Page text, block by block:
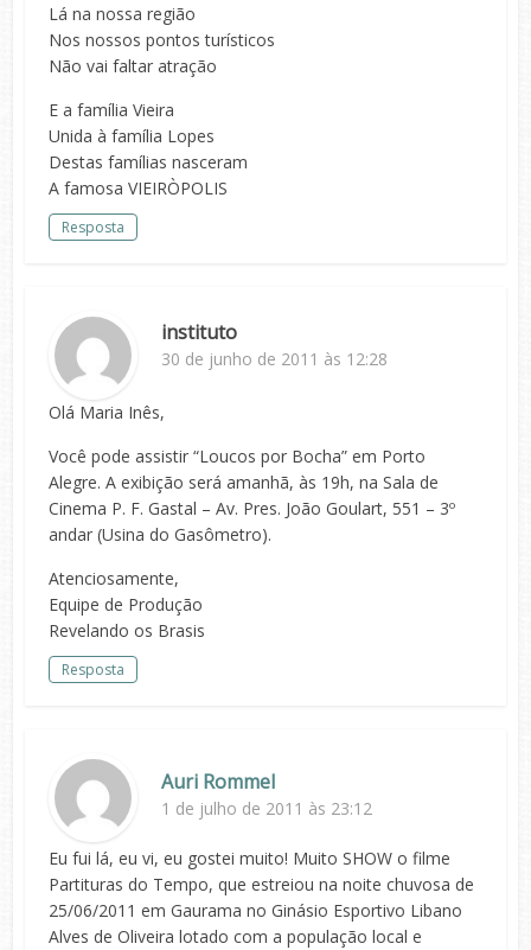
Lá na nossa região
Nos nossos pontos turísticos
Não vai faltar atração
E a família Vieira
Unida à família Lopes
Destas famílias nasceram
A famosa VIEIRÒPOLIS
Resposta
instituto
30 de junho de 2011 às 12:28
Olá Maria Inês,
Você pode assistir “Loucos por Bocha” em Porto
Alegre. A exibição será amanhã, às 19h, na Sala de
Cinema P. F. Gastal – Av. Pres. João Goulart, 551 – 3º
andar (Usina do Gasômetro).
Atenciosamente,
Equipe de Produção
Revelando os Brasis
Resposta
Auri Rommel
1 de julho de 2011 às 23:12
Eu fui lá, eu vi, eu gostei muito! Muito SHOW o filme
Partituras do Tempo, que estreiou na noite chuvosa de
25/06/2011 em Gaurama no Ginásio Esportivo Libano
Alves de Oliveira lotado com a população local e